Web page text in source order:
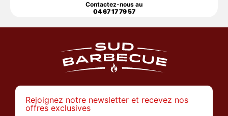
Contactez-nous au
04 67 17 79 57
Rejoignez notre newsletter et recevez nos
offres exclusives